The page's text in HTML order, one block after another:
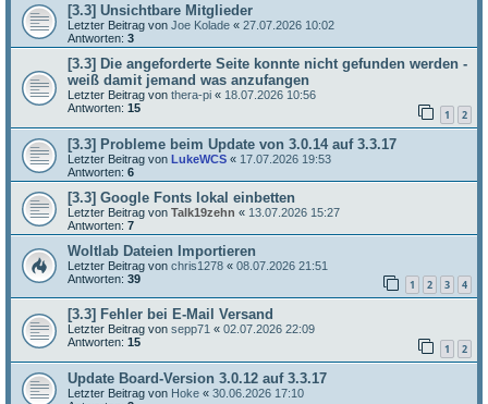
[3.3] Unsichtbare Mitglieder
Letzter Beitrag von Joe Kolade « 27.07.2026 10:02
Antworten: 3
[3.3] Die angeforderte Seite konnte nicht gefunden werden -
weiß damit jemand was anzufangen
Letzter Beitrag von thera-pi « 18.07.2026 10:56
Antworten: 15 1 2
[3.3] Probleme beim Update von 3.0.14 auf 3.3.17
Letzter Beitrag von LukeWCS « 17.07.2026 19:53
Antworten: 6
[3.3] Google Fonts lokal einbetten
Letzter Beitrag von Talk19zehn « 13.07.2026 15:27
Antworten: 7
Woltlab Dateien Importieren
Letzter Beitrag von chris1278 « 08.07.2026 21:51
Antworten: 39 1 2 3 4
[3.3] Fehler bei E-Mail Versand
Letzter Beitrag von sepp71 « 02.07.2026 22:09
Antworten: 15 1 2
Update Board-Version 3.0.12 auf 3.3.17
Letzter Beitrag von Hoke « 30.06.2026 17:10